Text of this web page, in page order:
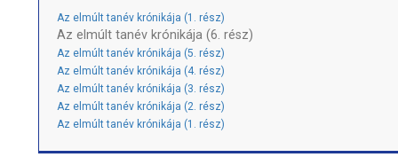
Az elmúlt tanév krónikája (1. rész)
Az elmúlt tanév krónikája (6. rész)
Az elmúlt tanév krónikája (5. rész)
Az elmúlt tanév krónikája (4. rész)
Az elmúlt tanév krónikája (3. rész)
Az elmúlt tanév krónikája (2. rész)
Az elmúlt tanév krónikája (1. rész)